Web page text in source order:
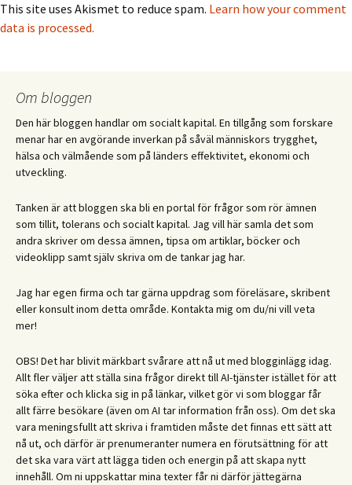
This site uses Akismet to reduce spam. Learn how your comment
data is processed.
Om bloggen
Den här bloggen handlar om socialt kapital. En tillgång som forskare
menar har en avgörande inverkan på såväl människors trygghet,
hälsa och välmående som på länders effektivitet, ekonomi och
utveckling.
Tanken är att bloggen ska bli en portal för frågor som rör ämnen
som tillit, tolerans och socialt kapital. Jag vill här samla det som
andra skriver om dessa ämnen, tipsa om artiklar, böcker och
videoklipp samt själv skriva om de tankar jag har.
Jag har egen firma och tar gärna uppdrag som föreläsare, skribent
eller konsult inom detta område. Kontakta mig om du/ni vill veta
mer!
OBS! Det har blivit märkbart svårare att nå ut med blogginlägg idag.
Allt fler väljer att ställa sina frågor direkt till AI-tjänster istället för att
söka efter och klicka sig in på länkar, vilket gör vi som bloggar får
allt färre besökare (även om AI tar information från oss). Om det ska
vara meningsfullt att skriva i framtiden måste det finnas ett sätt att
nå ut, och därför är prenumeranter numera en förutsättning för att
det ska vara värt att lägga tiden och energin på att skapa nytt
innehåll. Om ni uppskattar mina texter får ni därför jättegärna